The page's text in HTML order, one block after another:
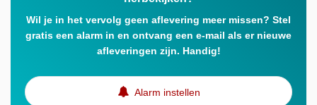
Wil je in het vervolg geen aflevering meer missen? Stel
gratis een alarm in en ontvang een e-mail als er nieuwe
afleveringen zijn. Handig!
Alarm instellen